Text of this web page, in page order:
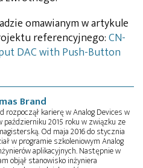
omawianym w artykule
referencyjnego:CN-
DAC with Push-Button
Brand
rozpoczął karierę w Analog Devices w
październiku 2015 roku w związku ze
Od maja 2016 do stycznia
w programie szkoleniowym Analog
aplikacyjnych. Następnie w
objął stanowisko inżyniera